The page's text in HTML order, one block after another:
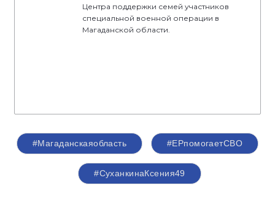
Центра поддержки семей участников
специальной военной операции в
Магаданской области.
#Магаданскаяобласть #ЕРпомогаетСВО
#СуханкинаКсения49